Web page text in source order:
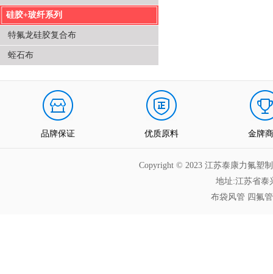
硅胶+玻纤系列
特氟龙硅胶复合布
蛭石布
品牌保证 优质原料 金牌
Copyright © 2023 江苏泰康力氟塑
地址:江苏省泰
布袋风管 四氟管